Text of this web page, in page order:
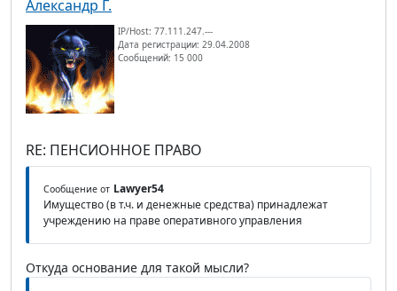
Александр Г.
IP/Host: 77.111.247.---
Дата регистрации: 29.04.2008
Сообщений: 15 000
RE: ПЕНСИОННОЕ ПРАВО
Сообщение от Lawyer54
Имущество (в т.ч. и денежные средства) принадлежат
учреждению на праве оперативного управления
Откуда основание для такой мысли?